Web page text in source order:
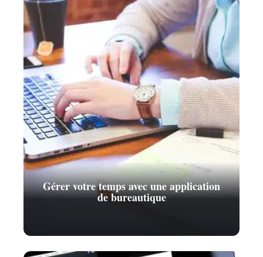
Gérer votre temps avec une application
de bureautique